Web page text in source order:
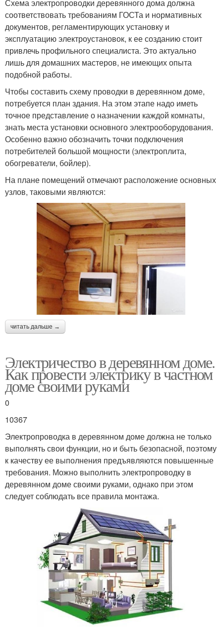
Схема электропроводки деревянного дома должна
соответствовать требованиям ГОСТа и нормативных
документов, регламентирующих установку и
эксплуатацию электроустановок, к ее созданию стоит
привлечь профильного специалиста. Это актуально
лишь для домашних мастеров, не имеющих опыта
подобной работы.
Чтобы составить схему проводки в деревянном доме,
потребуется план здания. На этом этапе надо иметь
точное представление о назначении каждой комнаты,
знать места установки основного электрооборудования.
Особенно важно обозначить точки подключения
потребителей большой мощности (электроплита,
обогреватели, бойлер).
На плане помещений отмечают расположение основных
узлов, таковыми являются:
читать дальше →
Электричество в деревянном доме.
Как провести электрику в частном
доме своими руками
0
10367
Электропроводка в деревянном доме должна не только
выполнять свои функции, но и быть безопасной, поэтому
к качеству ее выполнения предъявляются повышенные
требования. Можно выполнить электропроводку в
деревянном доме своими руками, однако при этом
следует соблюдать все правила монтажа.